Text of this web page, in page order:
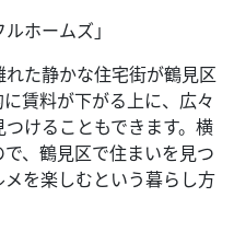
ホームズ」
た静かな住宅街が鶴見区
賃料が下がる上に、広々
けることもできます。横
、鶴見区で住まいを見つ
を楽しむという暮らし方